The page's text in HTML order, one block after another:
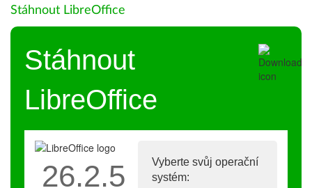
Stáhnout LibreOffice
Stáhnout
LibreOffice
Vyberte svůj operační
systém:
26.2.5